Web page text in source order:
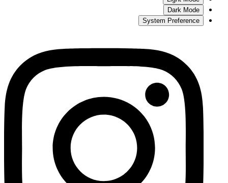
Dark Mode
System Preference